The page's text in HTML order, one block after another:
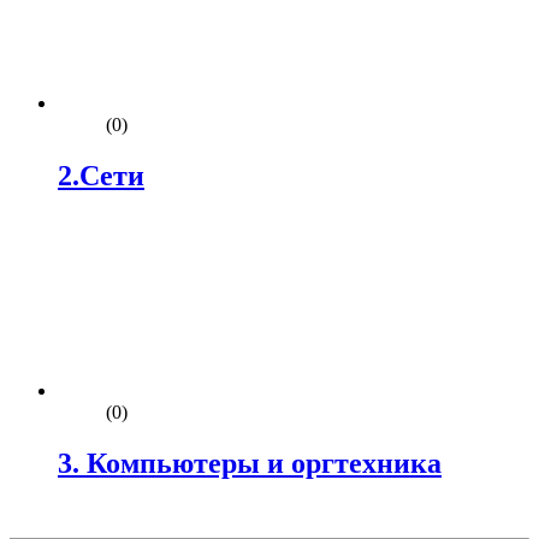
(0)
2.Сети
(0)
3. Компьютеры и оргтехника